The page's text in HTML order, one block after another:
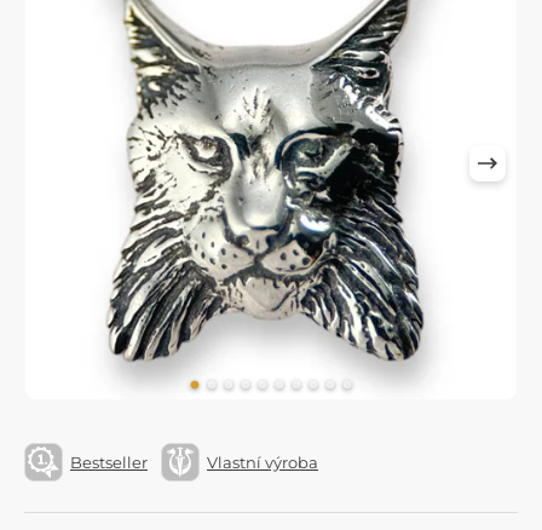
Bestseller Vlastní výroba